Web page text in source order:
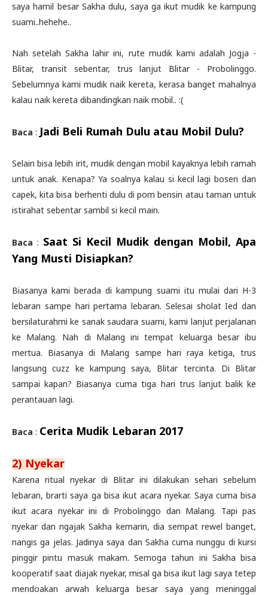
saya hamil besar Sakha dulu, saya ga ikut mudik ke kampung
suami..hehehe..
Nah setelah Sakha lahir ini, rute mudik kami adalah Jogja -
Blitar, transit sebentar, trus lanjut Blitar - Probolinggo.
Sebelumnya kami mudik naik kereta, kerasa banget mahalnya
kalau naik kereta dibandingkan naik mobil.. :(
Baca : Jadi Beli Rumah Dulu atau Mobil Dulu?
Selain bisa lebih irit, mudik dengan mobil kayaknya lebih ramah
untuk anak. Kenapa? Ya soalnya kalau si kecil lagi bosen dan
capek, kita bisa berhenti dulu di pom bensin atau taman untuk
istirahat sebentar sambil si kecil main.
Baca : Saat Si Kecil Mudik dengan Mobil, Apa
Yang Musti Disiapkan?
Biasanya kami berada di kampung suami itu mulai dari H-3
lebaran sampe hari pertama lebaran. Selesai sholat Ied dan
bersilaturahmi ke sanak saudara suami, kami lanjut perjalanan
ke Malang. Nah di Malang ini tempat keluarga besar ibu
mertua. Biasanya di Malang sampe hari raya ketiga, trus
langsung cuzz ke kampung saya, Blitar tercinta. Di Blitar
sampai kapan? Biasanya cuma tiga hari trus lanjut balik ke
perantauan lagi.
Baca : Cerita Mudik Lebaran 2017
2) Nyekar
Karena ritual nyekar di Blitar ini dilakukan sehari sebelum
lebaran, brarti saya ga bisa ikut acara nyekar. Saya cuma bisa
ikut acara nyekar ini di Probolinggo dan Malang. Tapi pas
nyekar dan ngajak Sakha kemarin, dia sempat rewel banget,
nangis ga jelas. Jadinya saya dan Sakha cuma nunggu di kursi
pinggir pintu masuk makam. Semoga tahun ini Sakha bisa
kooperatif saat diajak nyekar, misal ga bisa ikut lagi saya tetep
mendoakan arwah keluarga besar saya yang meninggal